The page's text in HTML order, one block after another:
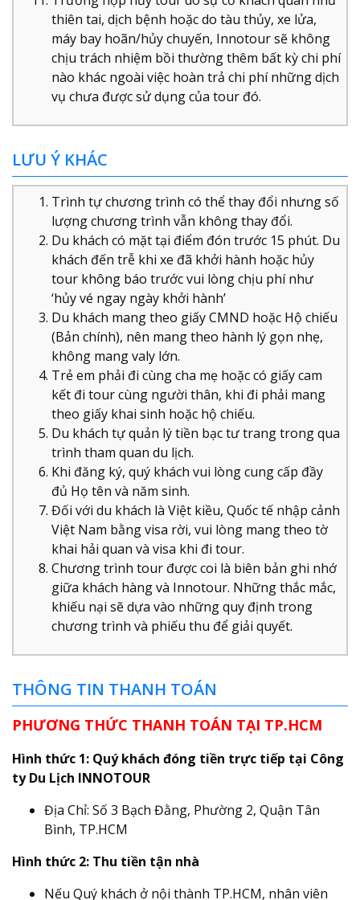
thiên tai, dịch bệnh hoặc do tàu thủy, xe lửa,
máy bay hoãn/hủy chuyến, Innotour sẽ không
chịu trách nhiệm bồi thường thêm bất kỳ chi phí
nào khác ngoài việc hoàn trả chi phí những dịch
vụ chưa được sử dụng của tour đó.
LƯU Ý KHÁC
Trình tự chương trình có thể thay đổi nhưng số
lượng chương trình vẫn không thay đổi.
Du khách có mặt tại điểm đón trước 15 phút. Du
khách đến trễ khi xe đã khởi hành hoặc hủy
tour không báo trước vui lòng chịu phí như
‘hủy vé ngay ngày khởi hành’
Du khách mang theo giấy CMND hoặc Hộ chiếu
(Bản chính), nên mang theo hành lý gọn nhẹ,
không mang valy lớn.
Trẻ em phải đi cùng cha mẹ hoặc có giấy cam
kết đi tour cùng người thân, khi đi phải mang
theo giấy khai sinh hoặc hộ chiếu.
Du khách tự quản lý tiền bạc tư trang trong qua
trình tham quan du lịch.
Khi đăng ký, quý khách vui lòng cung cấp đầy
đủ Họ tên và năm sinh.
Đối với du khách là Việt kiều, Quốc tế nhập cảnh
Việt Nam bằng visa rời, vui lòng mang theo tờ
khai hải quan và visa khi đi tour.
Chương trình tour được coi là biên bản ghi nhớ
giữa khách hàng và Innotour. Những thắc mắc,
khiếu nại sẽ dựa vào những quy định trong
chương trình và phiếu thu để giải quyết.
THÔNG TIN THANH TOÁN
PHƯƠNG THỨC THANH TOÁN TẠI TP.HCM
Hình thức 1: Quý khách đóng tiền trực tiếp tại Công
ty Du Lịch INNOTOUR
Địa Chỉ: Số 3 Bạch Đằng, Phường 2, Quận Tân
Bình, TP.HCM
Hình thức 2: Thu tiền tận nhà
Nếu Quý khách ở nội thành TP.HCM, nhân viên